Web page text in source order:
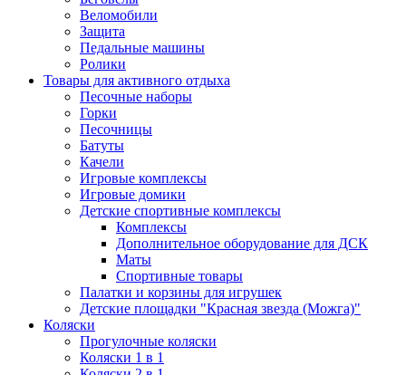
Веломобили
Защита
Педальные машины
Ролики
Товары для активного отдыха
Песочные наборы
Горки
Песочницы
Батуты
Качели
Игровые комплексы
Игровые домики
Детские спортивные комплексы
Комплексы
Дополнительное оборудование для ДСК
Маты
Спортивные товары
Палатки и корзины для игрушек
Детские площадки "Красная звезда (Можга)"
Коляски
Прогулочные коляски
Коляски 1 в 1